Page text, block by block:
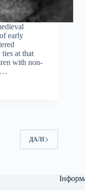
early
at that
with non-
ДАЛІ